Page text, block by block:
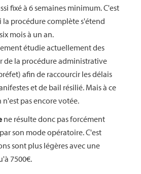
fixé à 6 semaines minimum. C'est
la procédure complète s'étend
mois à un an.
étudie actuellement des
de la procédure administrative
afin de raccourcir les délais
et de bail résilié. Mais à ce
pas encore votée.
ne résulte donc pas forcément
son mode opératoire. C'est
sont plus légères avec une
7500€.